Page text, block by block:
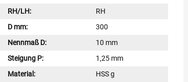
RH/LH:
RH
D mm:
300
Nennmaß D:
10 mm
Steigung P:
1,25 mm
Material:
HSS g